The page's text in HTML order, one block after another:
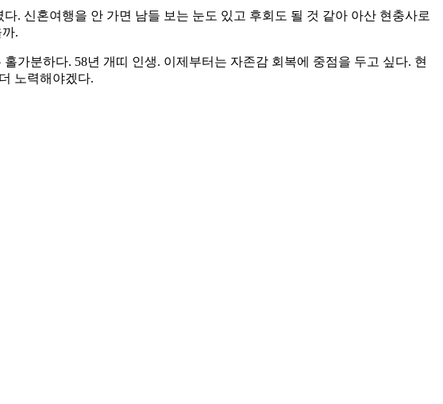
. 신혼여행을 안 가면 남들 보는 눈도 있고 후회도 될 것 같아 아산 현충사로
.
가분하다. 58년 개띠 인생. 이제부터는 자존감 회복에 중점을 두고 싶다. 현
노력해야겠다.